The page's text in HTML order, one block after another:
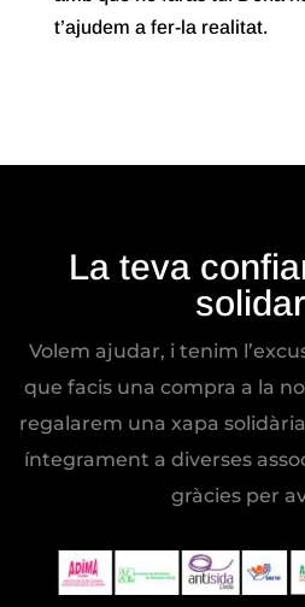
t’ajudem a fer-la realitat.
La teva
Volem ajudar, i tenim
que facis una compra a la
regalarem una xapa
íntegrament a diverses
gràcies per